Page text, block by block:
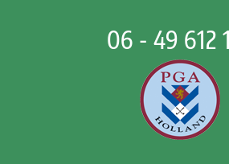
06 - 49 612